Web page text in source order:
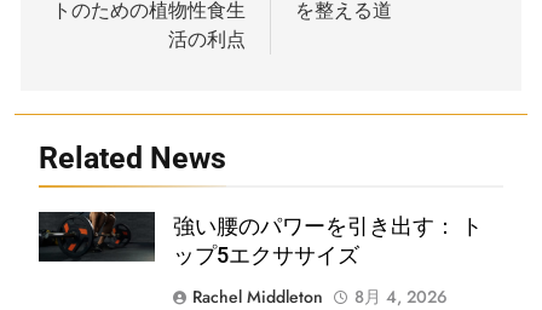
ー
シ
ョ
ン
トのための植物性食生
活の利点
を整える道
Related News
Shutterstock
強い腰のパワーを引き出す： ト
ップ5エクササイズ
Rachel Middleton
8月 4, 2026